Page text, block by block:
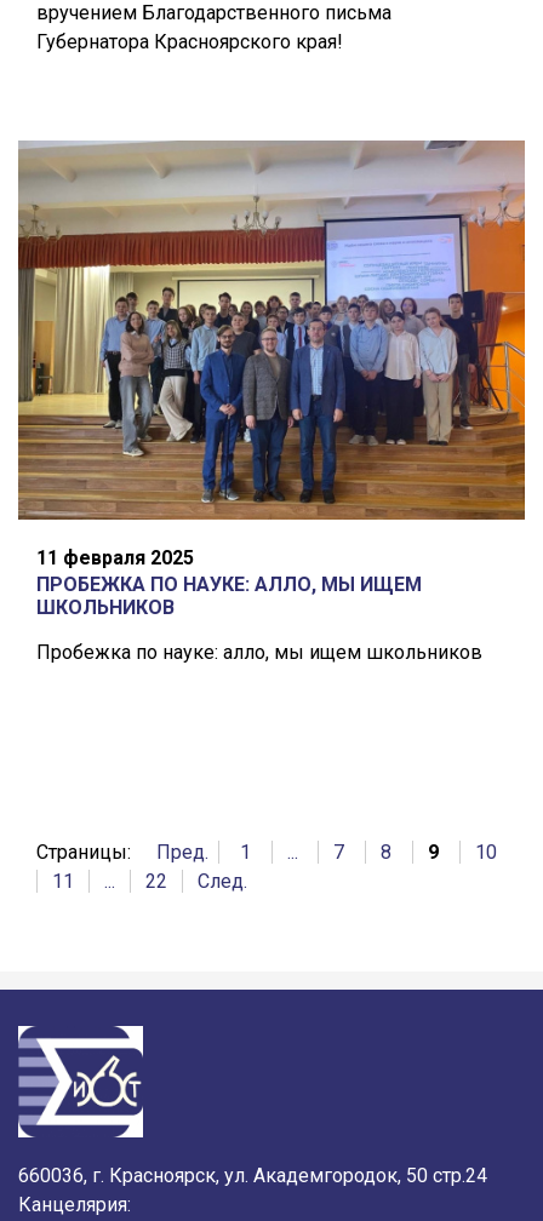
вручением Благодарственного письма
Губернатора Красноярского края!
11 февраля 2025
ПРОБЕЖКА ПО НАУКЕ: АЛЛО, МЫ ИЩЕМ
ШКОЛЬНИКОВ
Пробежка по науке: алло, мы ищем школьников
Страницы: Пред. 1 ... 7 8 9
10
11
... 22 След.
660036, г. Красноярск, ул. Академгородок, 50 стр.24
Канцелярия: